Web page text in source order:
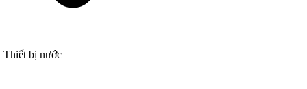
Thiết bị nước